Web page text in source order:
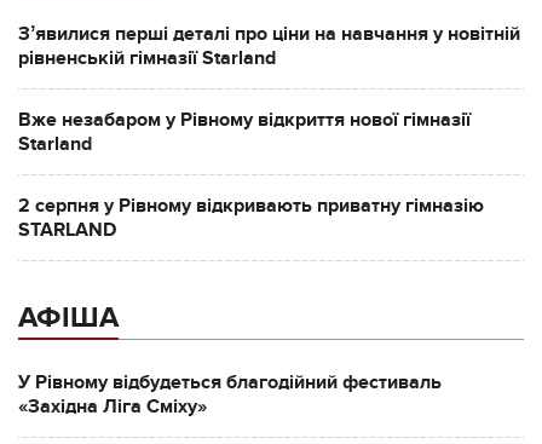
Зʼявилися перші деталі про ціни на навчання у новітній
рівненській гімназії Starland
Вже незабаром у Рівному відкриття нової гімназії
Starland
2 серпня у Рівному відкривають приватну гімназію
STARLAND
АФІША
У Рівному відбудеться благодійний фестиваль
«Західна Ліга Сміху»